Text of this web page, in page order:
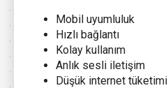
Mobil uyumluluk
Hızlı bağlantı
Kolay kullanım
Anlık sesli iletişim
Düşük internet tüketimi